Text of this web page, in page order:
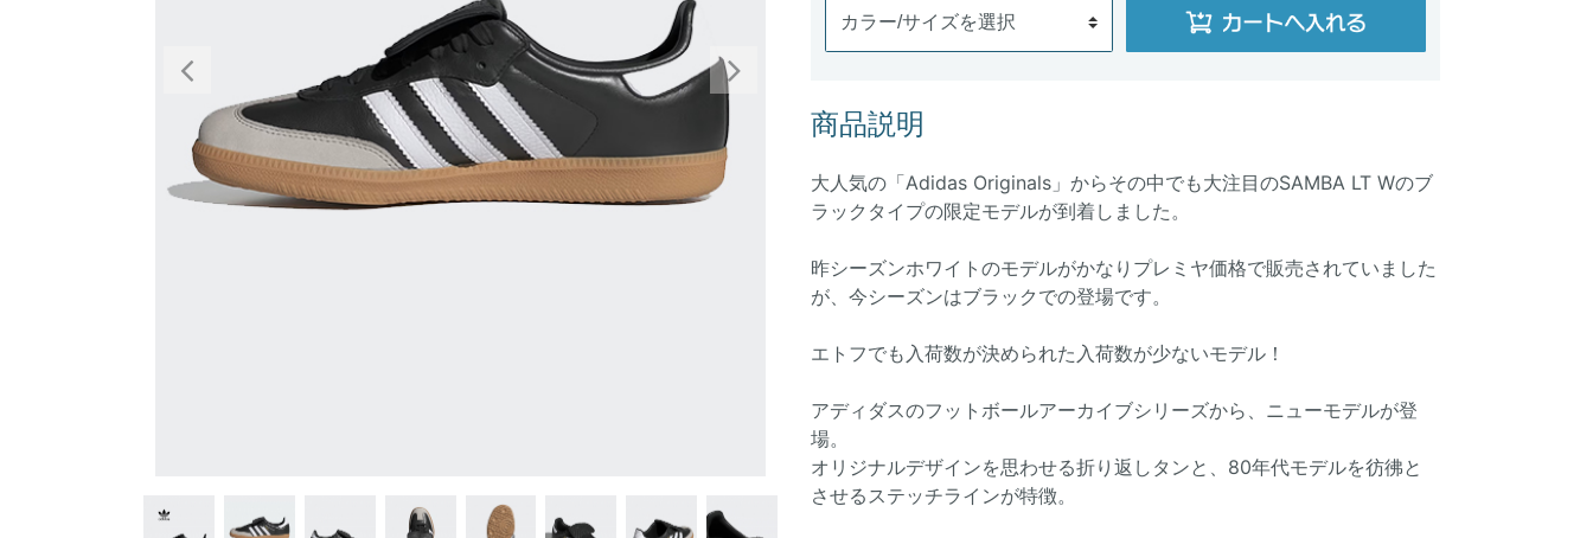
Previous Next
商品説明
大人気の「Adidas Originals」からその中でも大注目のSAMBA LT Wのブ
ラックタイプの限定モデルが到着しました。
昨シーズンホワイトのモデルがかなりプレミヤ価格で販売されていました
が、今シーズンはブラックでの登場です。
エトフでも入荷数が決められた入荷数が少ないモデル！
アディダスのフットボールアーカイブシリーズから、ニューモデルが登
場。
オリジナルデザインを思わせる折り返しタンと、80年代モデルを彷彿と
させるステッチラインが特徴。